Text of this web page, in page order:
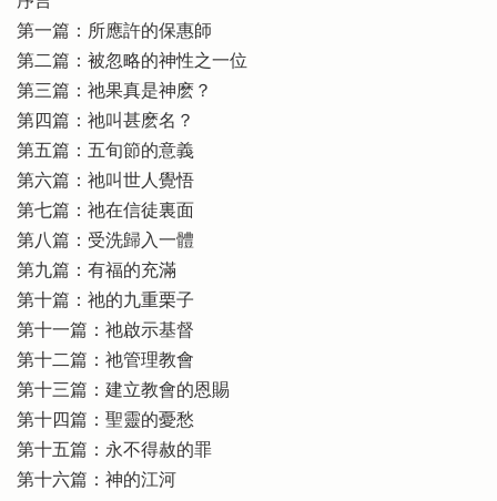
第一篇：所應許的保惠師
第二篇：被忽略的神性之一位
第三篇：祂果真是神麽？
第四篇：祂叫甚麽名？
第五篇：五旬節的意義
第六篇：祂叫世人覺悟
第七篇：祂在信徒裏面
第八篇：受洗歸入一體
第九篇：有福的充滿
第十篇：祂的九重栗子
第十一篇：祂啟示基督
第十二篇：祂管理教會
第十三篇：建立教會的恩賜
第十四篇：聖靈的憂愁
第十五篇：永不得赦的罪
第十六篇：神的江河